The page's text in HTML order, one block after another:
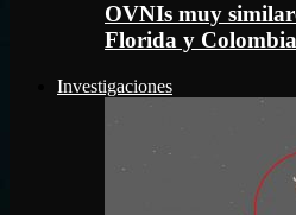
OVNIs muy
Florida y Colombia
Investigaciones